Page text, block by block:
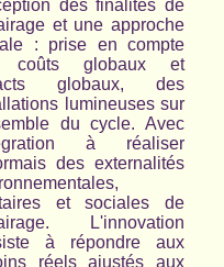
des finalités de
et une approche
: prise en compte
coûts globaux et
globaux, des
lumineuses sur
du cycle. Avec
à réaliser
des externalités
et sociales de
L'innovation
à répondre aux
réels ajustés aux